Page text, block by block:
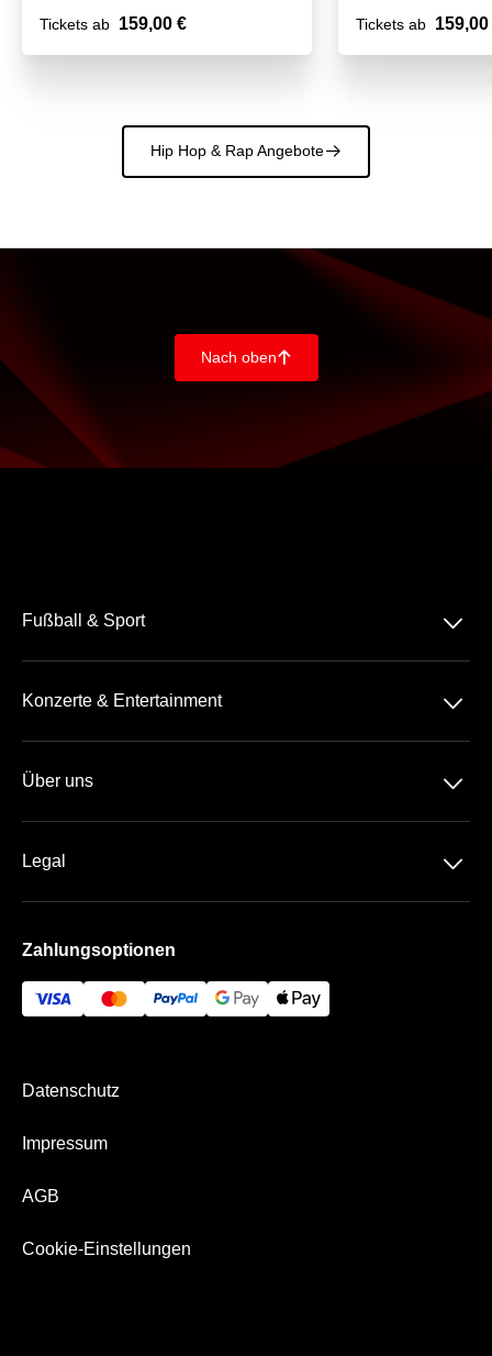
Tickets ab 159,00 €
Tickets ab 159,00
Hip Hop & Rap Angebote􀄫
Nach oben􀄨
Fußball & Sport 􀆈
3. Liga
Basketball
Handball
Konzerte & Entertainment 􀆈
Rock-Metal
Über uns 􀆈
Kontakt
Legal 􀆈
Impressum
Zahlungsoptionen
Datenschutz
Impressum
AGB
Cookie-Einstellungen